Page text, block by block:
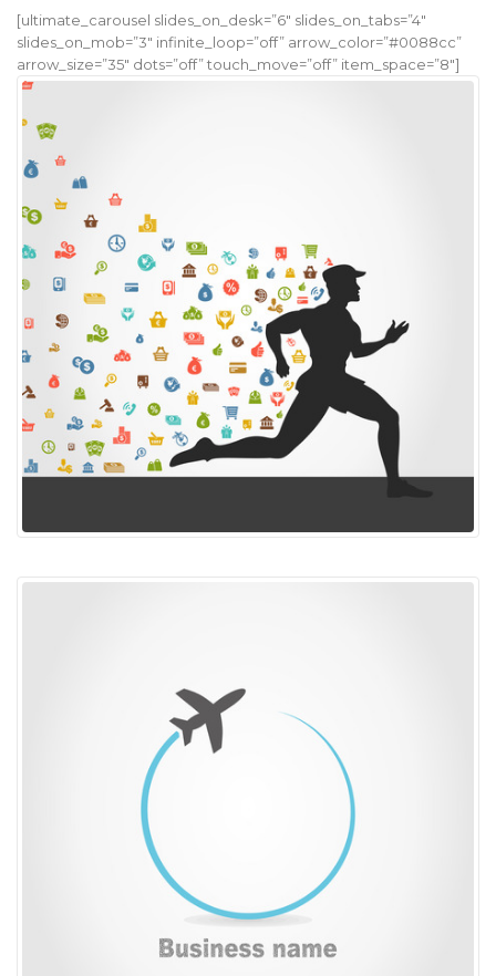
[ultimate_carousel slides_on_desk=”6″ slides_on_tabs=”4″
slides_on_mob=”3″ infinite_loop=”off” arrow_color=”#0088cc”
arrow_size=”35″ dots=”off” touch_move=”off” item_space=”8″]